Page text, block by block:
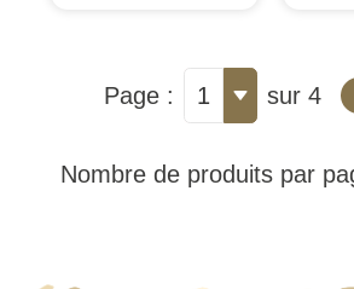
Page : 1 sur 4
Nombre de produits par